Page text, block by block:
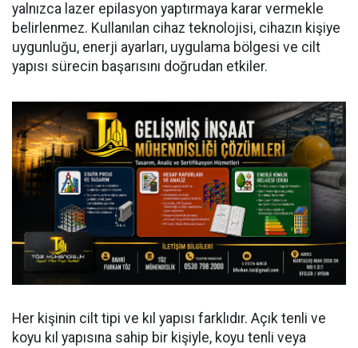
yalnızca lazer epilasyon yaptırmaya karar vermekle
belirlenmez. Kullanılan cihaz teknolojisi, cihazın kişiye
uygunluğu, enerji ayarları, uygulama bölgesi ve cilt
yapısı sürecin başarısını doğrudan etkiler.
Her kişinin cilt tipi ve kıl yapısı farklıdır. Açık tenli ve
koyu kıl yapısına sahip bir kişiyle, koyu tenli veya